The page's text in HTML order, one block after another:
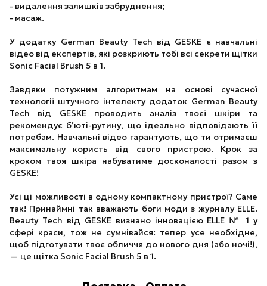
- видалення залишків забруднення;
- масаж.
У додатку German Beauty Tech від GESKE є навчальні
відео від експертів, які розкриють тобі всі секрети щітки
Sonic Facial Brush 5 в 1.
Завдяки потужним алгоритмам на основі сучасної
технології штучного інтелекту додаток German Beauty
Tech від GESKE проводить аналіз твоєї шкіри та
рекомендує б’юті-рутину, що ідеально відповідають її
потребам. Навчальні відео гарантують, що ти отримаєш
максимальну користь від свого пристрою. Крок за
кроком твоя шкіра набуватиме досконалості разом з
GESKE!
Усі ці можливості в одному компактному пристрої? Саме
так! Принаймні так вважають боги моди з журналу ELLE.
Beauty Tech від GESKE визнано інновацією ELLE № 1 у
сфері краси, тож не сумнівайся: тепер усе необхідне,
щоб підготувати твоє обличчя до нового дня (або ночі!),
— це щітка Sonic Facial Brush 5 в 1.